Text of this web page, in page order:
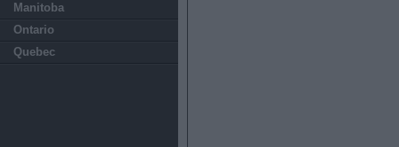
Manitoba
Ontario
Quebec